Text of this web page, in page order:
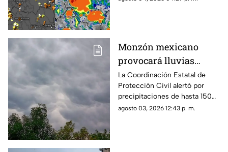
Monzón mexicano
provocará lluvias
intensas, granizo y
fuertes vientos en
Chihuahua esta
semana
La Coordinación Estatal de
Protección Civil alertó por
precipitaciones de hasta 150
milímetros, rachas de viento
agosto 03, 2026 12:43 p. m.